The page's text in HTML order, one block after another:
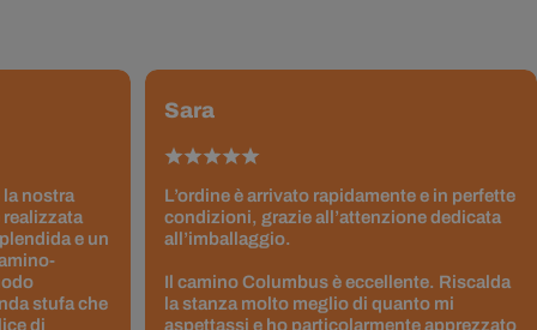
nostra
realizzata
e un
stufa che
di
Sara
L’ordine è arrivato rapidamente e in perfette
condizioni, grazie all’attenzione dedicata
all’imballaggio.
Il camino Columbus è eccellente. Riscalda
la stanza molto meglio di quanto mi
aspettassi e ho particolarmente apprezzato